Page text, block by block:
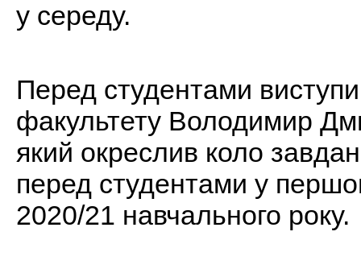
у середу.
Перед студентами
факультету Володимир
який окреслив коло
перед студентами у
2020/21 навчального року.